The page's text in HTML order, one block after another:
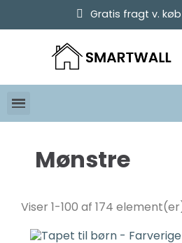
Gratis fragt v.
kr.
kr.
Mønstre
Viser 1-100 af 174